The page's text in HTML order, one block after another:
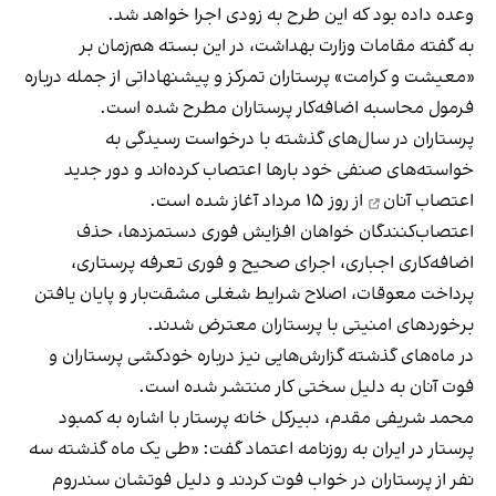
وعده داده بود که این طرح به زودی اجرا خواهد شد.
به گفته مقامات وزارت بهداشت، در این بسته هم‌زمان بر
«معیشت و کرامت» پرستاران تمرکز و پیشنهاداتی از جمله درباره
فرمول محاسبه اضافه‌کار پرستاران مطرح شده است.
پرستاران در سال‌های گذشته با درخواست رسیدگی به
خواسته‌های صنفی خود بارها اعتصاب کرده‌اند و دور جدید
اعتصاب آنان
از روز ۱۵ مرداد آغاز شده است.
اعتصاب‌کنندگان خواهان افزایش فوری دستمزدها، حذف
اضافه‌کاری اجباری، اجرای صحیح و فوری تعرفه پرستاری،
پرداخت معوقات، اصلاح شرایط شغلی مشقت‌بار و پایان یافتن
برخوردهای امنیتی با پرستاران معترض شدند.
در ماه‌های گذشته گزارش‌هایی نیز درباره خودکشی پرستاران و
فوت آنان به دلیل سختی کار منتشر شده است.
محمد شریفی مقدم، دبیرکل خانه پرستار با اشاره به کمبود
پرستار در ایران به روزنامه اعتماد گفت: «طی یک ماه گذشته سه
نفر از پرستاران در خواب فوت کردند و دلیل فوتشان سندروم